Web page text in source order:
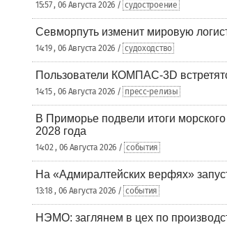
15:57 , 06 Августа 2026 / судостроение
Севморпуть изменит мировую
14:19 , 06 Августа 2026 / судоходство
Пользователи КОМПАС-3D
14:15 , 06 Августа 2026 / пресс-релизы
В Приморье подвели итоги
2028 года
14:02 , 06 Августа 2026 / события
На «Адмиралтейских верфях»
13:18 , 06 Августа 2026 / события
НЭМО: заглянем в цех по